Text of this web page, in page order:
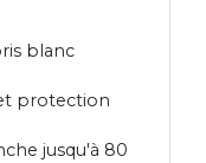
blanc
protection
jusqu'à 80